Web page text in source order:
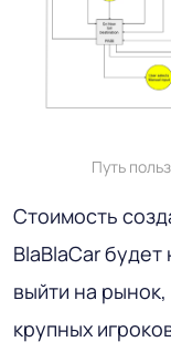
Путь
Стоимость
BlaBlaCar
выйти на рынок,
крупных